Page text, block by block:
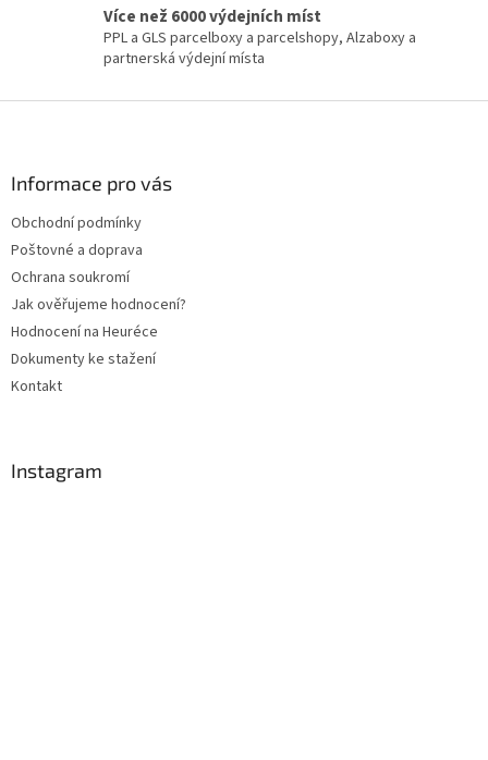
Více než 6000 výdejních míst
PPL a GLS parcelboxy a parcelshopy, Alzaboxy a
partnerská výdejní místa
Informace pro vás
Obchodní podmínky
Poštovné a doprava
Ochrana soukromí
Jak ověřujeme hodnocení?
Hodnocení na Heuréce
Dokumenty ke stažení
Kontakt
Instagram